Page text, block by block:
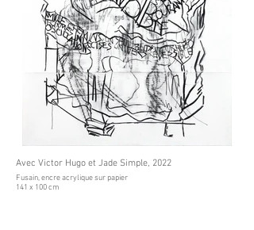
Avec Victor Hugo et Jade Simple, 2022
Fusain, encre acrylique sur papier
141 x 100 cm